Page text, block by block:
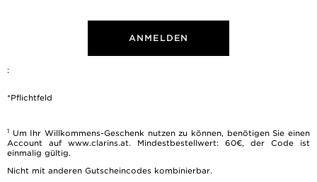
ANMELDEN
:
*Pflichtfeld
1 Um Ihr Willkommens-Geschenk nutzen zu können, benötigen Sie einen
Account auf www.clarins.at. Mindestbestellwert: 60€, der Code ist
einmalig gültig.
Nicht mit anderen Gutscheincodes kombinierbar.